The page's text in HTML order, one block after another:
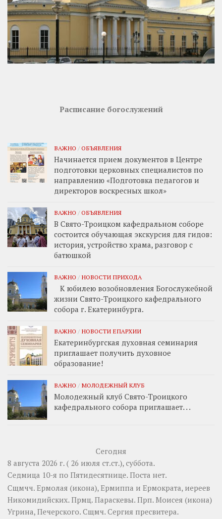
Расписание богослужений
ВАЖНО / ОБЪЯВЛЕНИЯ
Начинается прием документов в Центре
подготовки церковных специалистов по
направлению «Подготовка педагогов и
директоров воскресных школ»
ВАЖНО / ОБЪЯВЛЕНИЯ
В Свято-Троицком кафедральном соборе
состоится обучающая экскурсия для гидов:
история, устройство храма, разговор с
батюшкой
ВАЖНО / НОВОСТИ ПРИХОДА
К юбилею возобновления Богослужебной
жизни Свято-Троицкого кафедрального
собора г. Екатеринбурга.
ВАЖНО / НОВОСТИ ЕПАРХИИ
Екатеринбургская духовная семинария
приглашает получить духовное
образование!
ВАЖНО / МОЛОДЕЖНЫЙ КЛУБ
Молодежный клуб Свято-Троицкого
кафедрального собора приглашает. . .
Сегодня
8 августа 2026 г. ( 26 июля ст.ст.), суббота.
Седмица 10-я по Пятидесятнице. Поста нет.
Сщмчч. Ермолая (икона), Ермиппа и Ермократа, иереев
Никомидийских. Прмц. Параскевы. Прп. Моисея (икона)
Угрина, Печерского. Сщмч. Сергия пресвитера.